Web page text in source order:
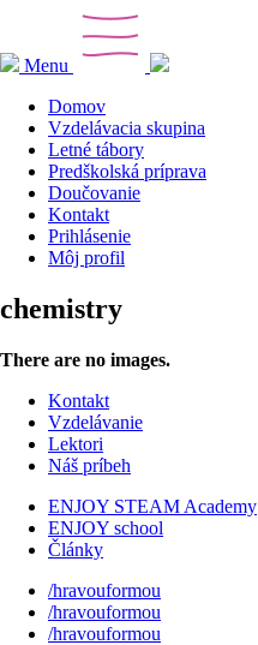
Menu
Domov
Vzdelávacia skupina
Letné tábory
Predškolská príprava
Doučovanie
Kontakt
Prihlásenie
Môj profil
chemistry
There are no images.
Kontakt
Vzdelávanie
Lektori
Náš príbeh
ENJOY STEAM Academy
ENJOY school
Články
/hravouformou
/hravouformou
/hravouformou